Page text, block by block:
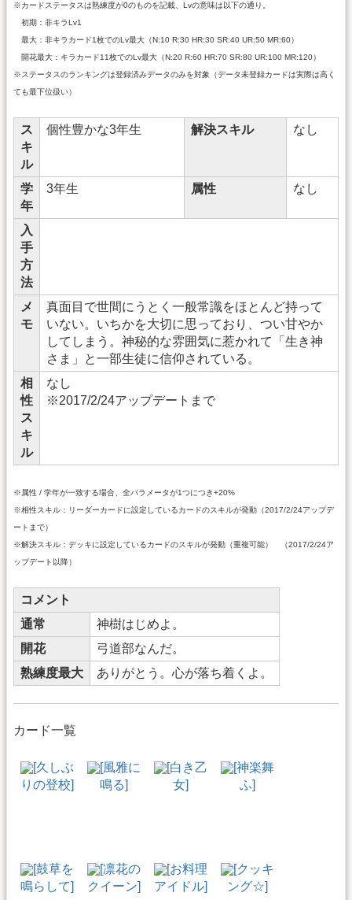
※カードステータスは熟練度が0のものを記載、Lvの意味は以下の通り。
初期：非キラLv1
最大：非キラカード1枚でのLv最大（N:10 R:30 HR:30 SR:40 UR:50 MR:60）
開花最大：キラカード11枚でのLv最大（N:20 R:60 HR:70 SR:80 UR:100 MR:120）
※ステータスのランキングは登録済みデータのみを対象（データ未登録カードは実際は高く
ても最下位扱い）
ス
キ
ル
個性豊かな3年生 解決スキル なし
学
年
3年生 属性 なし
入
手
方
法
メ
モ
真面目で世間にうとく一般常識をほとんど持って
いない。いちかを大切に思っており、つい甘やか
してしまう。神秘的な雰囲気に惹かれて「生き神
さま」と一部生徒に信仰されている。
相
性
ス
キ
ル
なし
※2017/2/24アップデートまで
※属性 / 学年が一致する場合、全パラメータが1つにつき+20%
※相性スキル：リーダーカードに設定しているカードのスキルが発動（2017/2/24アップデ
ートまで）
※解決スキル：デッキに設定しているカードのスキルが発動（重複可能） （2017/2/24ア
ップデート以降）
コメント
通常
神樹はじめよ。
開花
弓道部なんだ。
熟練度最大
ありがとう。心が落ち着くよ。
カード一覧
[久しぶ
りの登校]
[風雅に
鳴る]
[白き乙
女]
[神楽舞
ふ]
[鼓草を
鳴らして]
[凛花の
クイーン]
[お料理
アイドル]
[クッキ
ング☆]